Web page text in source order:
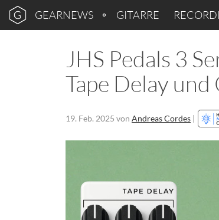
GEARNEWS GITARRE
JHS Pedals 3
Tape Delay
19. Feb. 2025 von Andreas Cordes |